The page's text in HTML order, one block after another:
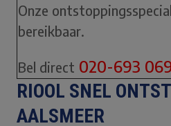
Onze
bereikbaar.
Bel direct 020-693
RIOOL SNEL
AALSMEER